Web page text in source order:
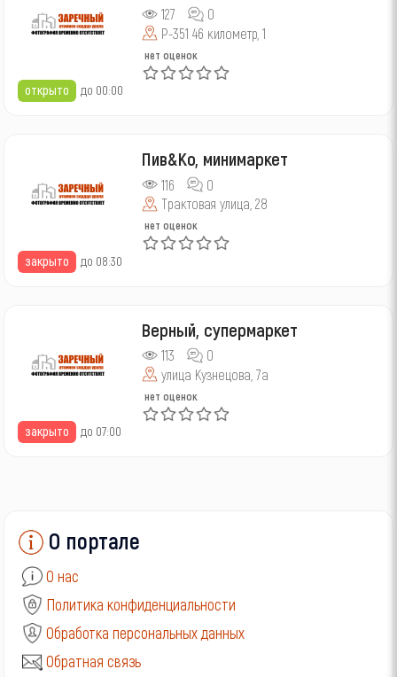
открыто до 00:00
127
0
Р-351 46 километр, 1
нет оценок
закрыто до 08:30
Пив&Ко, минимаркет
116
0
Трактовая улица, 28
нет оценок
закрыто до 07:00
Верный, супермаркет
113
0
улица Кузнецова, 7а
нет оценок
О портале
О нас
Политика конфиденциальности
Обработка персональных данных
Обратная связь